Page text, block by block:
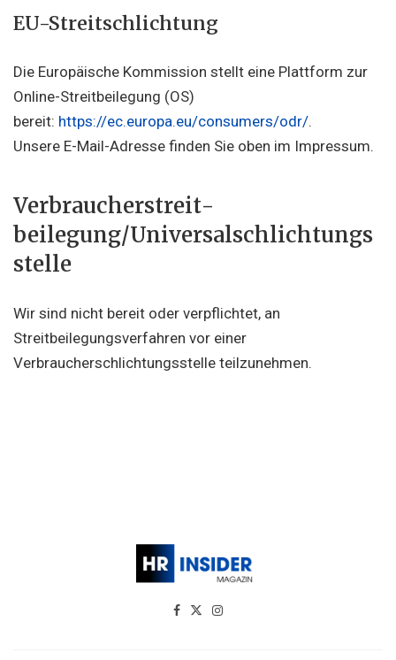
EU-Streitschlichtung
Die Europäische Kommission stellt eine Plattform zur
Online-Streitbeilegung (OS)
bereit: https://ec.europa.eu/consumers/odr/.
Unsere E-Mail-Adresse finden Sie oben im Impressum.
Verbraucher­streit­
beilegung/Universal­schlichtungs­
stelle
Wir sind nicht bereit oder verpflichtet, an
Streitbeilegungsverfahren vor einer
Verbraucherschlichtungsstelle teilzunehmen.